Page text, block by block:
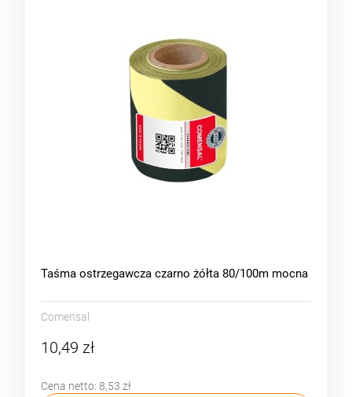
Taśma ostrzegawcza czarno żółta 80/100m mocna
Comensal
10,49 zł
Cena netto: 8,53 zł